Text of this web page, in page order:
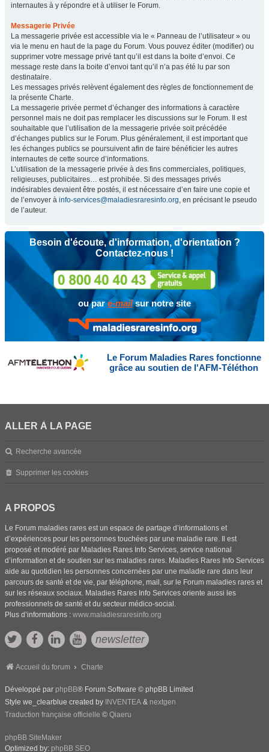
internautes à y répondre et à utiliser le Forum.
Messagerie Privée
La messagerie privée est accessible via le « Panneau de l’utilisateur » ou
via le menu en haut de la page du Forum. Vous pouvez éditer (modifier) ou
supprimer votre message privé tant qu’il est dans la boite d’envoi. Ce
message reste dans la boite d’envoi tant qu’il n’a pas été lu par son
destinataire.
Les messages privés relèvent également des règles de fonctionnement de
la présente Charte.
La messagerie privée permet d’échanger des informations à caractère
personnel mais ne doit pas remplacer les discussions sur le Forum. Il est
souhaitable que l’utilisation de la messagerie privée soit précédée
d’échanges publics sur le Forum. Plus généralement, il est important que
les échanges publics se poursuivent afin de faire bénéficier les autres
internautes de cette source d’informations.
L’utilisation de la messagerie privée à des fins commerciales, politiques,
religieuses, publicitaires… est prohibée. Si des messages privés
indésirables devaient être postés, il est nécessaire d’en faire une copie et
de l’envoyer à info-services@maladiesraresinfo.org, en précisant le pseudo
de l’auteur.
Besoin d'écoute, d'information, d'orientation ?
Contactez-nous !
ou pare-mailsur notre site
Le Forum Maladies Rares fonctionne
grâce au soutien de l'AFM-Téléthon
ALLER À LA PAGE
Recherche avancée
Supprimer les cookies
A PROPOS
Le Forum maladies rares est un espace de partage d’informations et
d’expériences pour les personnes touchées par une maladie rare. Il est
proposé et modéré par Maladies Rares Info Services, service national
d’information et de soutien sur les maladies rares. Maladies Rares Info Services
aide au quotidien les personnes concernées par une maladie rare dans leur
parcours de santé et de vie, par téléphone, mail, sur le Forum maladies rares et
sur les réseaux sociaux. Maladies Rares Info Services oriente aussi les
professionnels de santé et du secteur médico-social.
Plus d’informations : www.maladiesraresinfo.org
newsletter
Accueil du forum Charte
Développé par phpBB® Forum Software © phpBB Limited
Style we_clearblue created by INVENTEA & nextgen
Traduction française officielle © Qiaeru
phpBB SiteMaker
Optimized by: phpBB SEO